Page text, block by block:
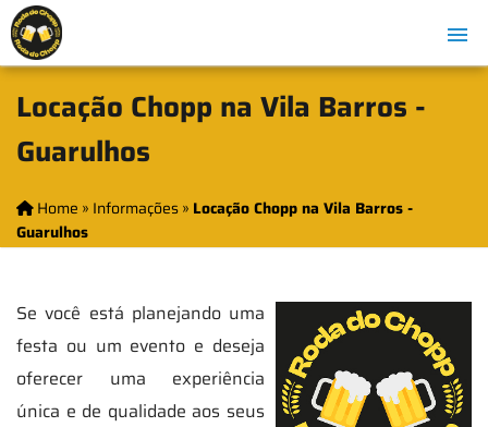
Locação Chopp na Vila Barros -
Guarulhos
Home » Informações» Locação Chopp na Vila Barros -
Guarulhos
Se você está planejando uma
festa ou um evento e deseja
oferecer uma experiência
única e de qualidade aos seus